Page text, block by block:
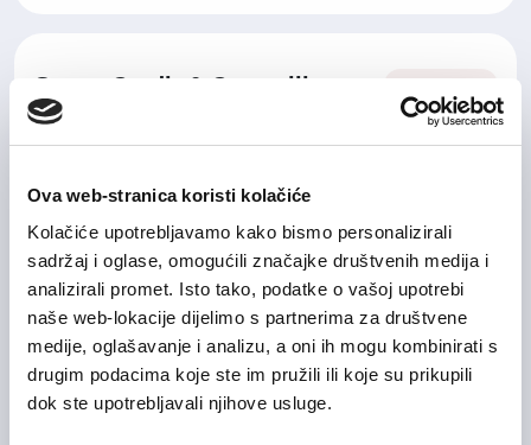
Ova web-stranica koristi kolačiće
Kolačiće upotrebljavamo kako bismo personalizirali
sadržaj i oglase, omogućili značajke društvenih medija i
analizirali promet. Isto tako, podatke o vašoj upotrebi
naše web-lokacije dijelimo s partnerima za društvene
medije, oglašavanje i analizu, a oni ih mogu kombinirati s
drugim podacima koje ste im pružili ili koje su prikupili
dok ste upotrebljavali njihove usluge.
Group Credit & Controlling
Manager
On-site radGrad Zagreb
Sales Manager
29/07/2026
Hibridni radZagrebačka županija